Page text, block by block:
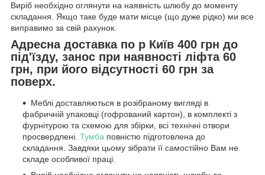
Виріб необхідно оглянути на наявність шлюбу до моменту
складання. Якщо таке буде мати місце (що дуже рідко) ми все
виправимо за свій рахунок.
Адресна доставка по р Київ 400 грн до
під'їзду, занос при наявності ліфта 60
грн, при його відсутності 60 грн за
поверх.
Меблі доставляються в розібраному вигляді в
фабричній упаковці (гофрований картон), в комплекті з
фурнітурою та схемою для збірки, всі технічні отвори
просвердлені. Тумба повністю підготовлена до
складання. Завдяки цьому зібрати її самостійно Вам не
складе особливої праці.